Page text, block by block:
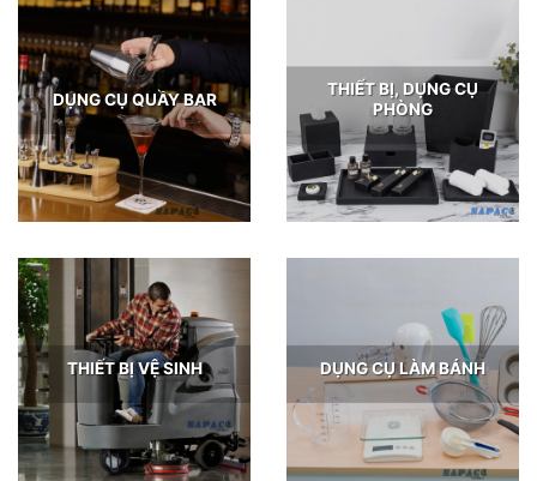
DỤNG CỤ QUẦY BAR
THIẾT BỊ, DỤNG CỤ
PHÒNG
THIẾT BỊ VỆ SINH DỤNG CỤ LÀM BÁNH